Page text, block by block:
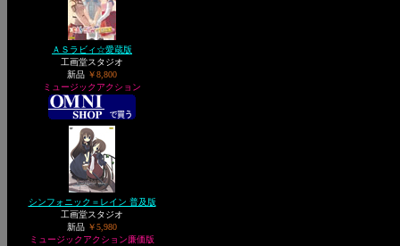
ＡＳラビィ☆愛蔵版
工画堂スタジオ
新品 ￥8,800
ミュージックアクション
シンフォニック＝レイン 普及版
工画堂スタジオ
新品 ￥5,980
ミュージックアクション廉価版